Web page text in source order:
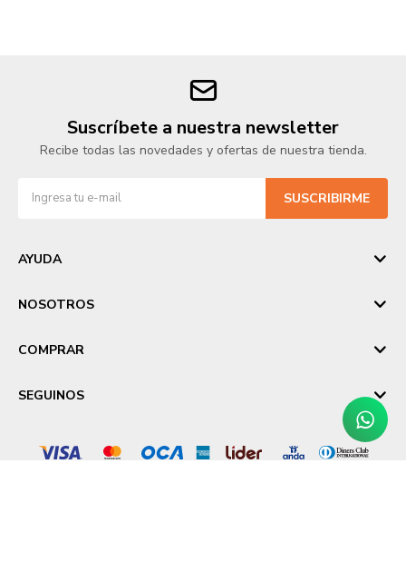
Suscríbete a nuestra newsletter
Recibe todas las novedades y ofertas de nuestra tienda.
SUSCRIBIRME
AYUDA
NOSOTROS
COMPRAR
SEGUINOS